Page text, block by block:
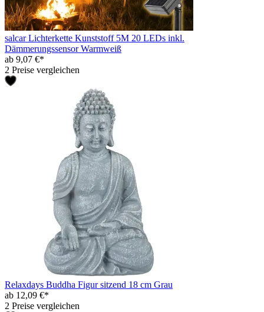
salcar Lichterkette Kunststoff 5M 20 LEDs inkl.
Dämmerungssensor Warmweiß
ab 9,07 €*
2 Preise vergleichen
Relaxdays Buddha Figur sitzend 18 cm Grau
ab 12,09 €*
2 Preise vergleichen